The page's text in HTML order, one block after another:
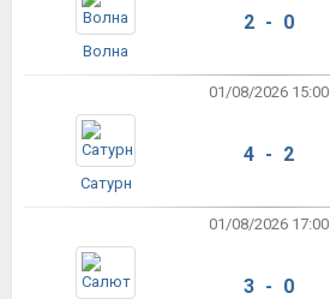
Волна
2 - 0
01/08/2026 15:00
Сатурн
4 - 2
01/08/2026 17:00
3 - 0